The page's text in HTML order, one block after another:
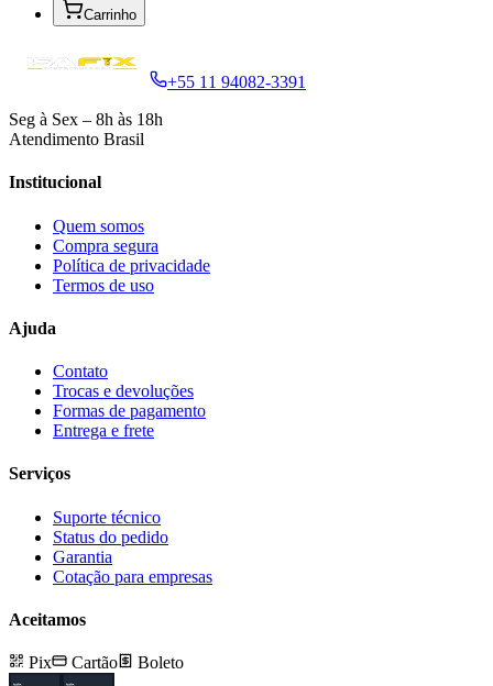
Carrinho
+55 11 94082-3391
Seg à Sex – 8h às 18h
Atendimento Brasil
Institucional
Quem somos
Compra segura
Política de privacidade
Termos de uso
Ajuda
Contato
Trocas e devoluções
Formas de pagamento
Entrega e frete
Serviços
Suporte técnico
Status do pedido
Garantia
Cotação para empresas
Aceitamos
Pix Cartão Boleto